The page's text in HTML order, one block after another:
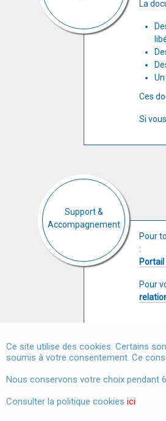
La
Ces
Si
Support &
Accompagnement
Pour
:
Portail
Pour
Ce site utilise des cookies. Certains
soumis à votre consentement. Ce
Nous conservons votre choix pendant
Consulter la politique cookies ici